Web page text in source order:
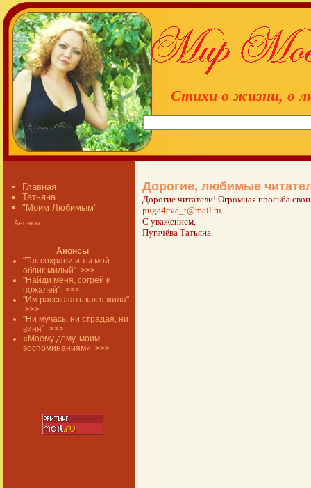
Стихи о жизни, о
Главная
Татьяна
"Моим Любимым"
Анонсы:
Анонсы
"Так сохрани и ты мой
облик милый" >>>
"Найди меня, согрей и
пожалей" >>>
"Им рассказать как я жила"
>>>
"Ни мучась, ни страдая, ни
виня" >>>
«Моему дому, моим
воспоминаниям» >>>
Дорогие, любимые
Дорогие читатели! Огромная просьба
puga4eva_t@mail.ru
С уважением,
Пугачёва Татьяна.